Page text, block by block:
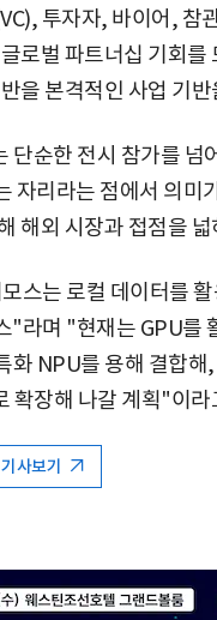
투자자, 바이어, 참
로벌 파트너십 기회
을 본격적인 사업 기
단순한 전시 참가를
자리라는 점에서 의미
해외 시장과 접점을
스는 로컬 데이터를
"라며 "현재는 GPU를
화 NPU를 용해 결합
확장해 나갈 계획"이라
사보기